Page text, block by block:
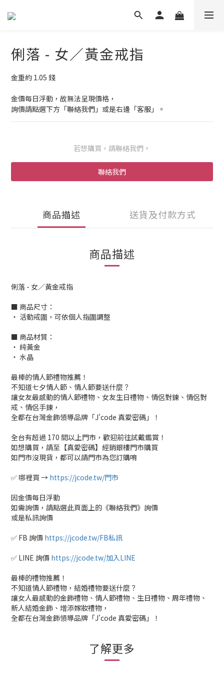
俐落 - 女／黃金戒指
金重約 1.05 錢
金價每日浮動，故無法呈現價格，
詢價請點選下方「聯絡我們」或是右邊「客服」。
若想購買，請聯絡我們。
聯絡我們
商品描述 送貨及付款方式
商品描述
俐落 - 女／黃金戒指
■ 商品尺寸：
‧ 活動戒圍，可依個人指圍調整
■ 商品材質：
‧ 純黃金
‧ 水晶
最棒的情人節禮物推薦！
不知道七夕情人節、情人節要送什麼？
讓女友最感動的情人節禮物、女友生日禮物、情侶對鍊、情侶對
戒、情侶手鍊，
全都在台灣金飾領導品牌「J'code 真愛密碼」！
全台有超過 170 間以上門市，歡迎前往試戴鑑賞！
如想購買，請至【真愛密碼】經銷銀樓門市購買
如門市沒現貨，都可以請門市為您訂購唷
✅ 哪裡買 → https://jcode.tw/門市
因金價每日浮動
如需詢價，請點選此頁面上的《聯絡我們》詢價
或是私訊詢價
✅ FB 詢價 https://jcode.tw/FB私訊
✅ LINE 詢價 https://jcode.tw/加入LINE
最棒的禮物推薦！
不知道情人節禮物，結婚禮物要送什麼？
讓女人最感動的金飾禮物、情人節禮物、生日禮物、周年禮物、
新人結婚金飾、增添嫁妝禮物，
全都在台灣金飾領導品牌「J'code 真愛密碼」！
了解更多